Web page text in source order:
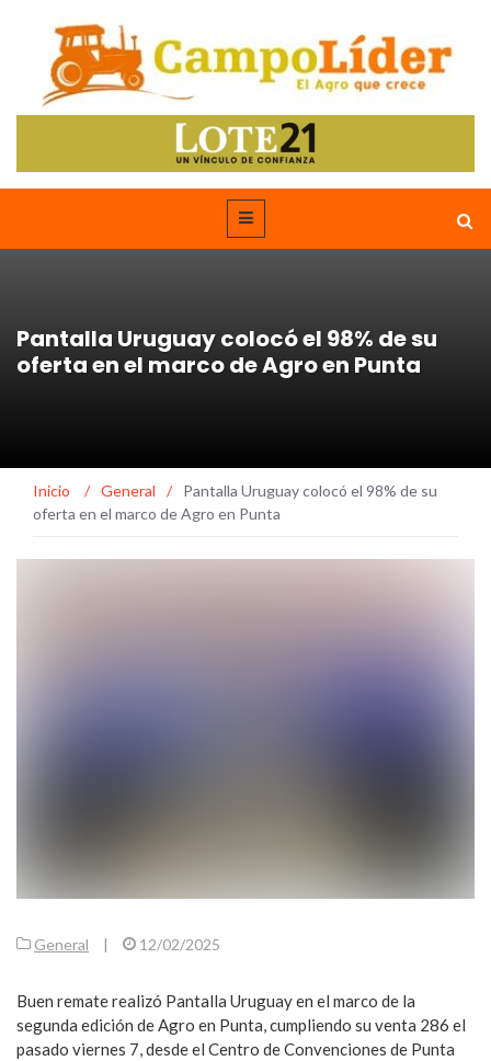
Pantalla Uruguay colocó el 98% de su
oferta en el marco de Agro en Punta
Inicio / General /
Pantalla Uruguay colocó el 98% de su
oferta en el marco de Agro en Punta
General | 12/02/2025
Buen remate realizó Pantalla Uruguay en el marco de la
segunda edición de Agro en Punta, cumpliendo su venta 286 el
pasado viernes 7, desde el Centro de Convenciones de Punta